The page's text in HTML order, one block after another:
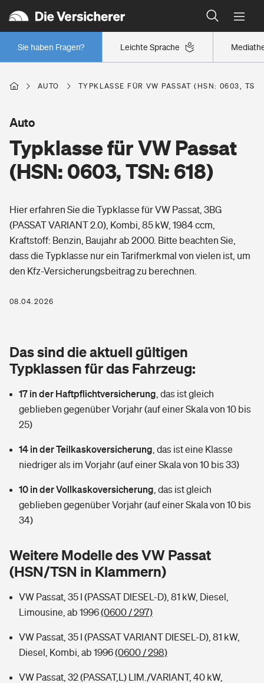
Leichte Sprache
Sie haben Fragen?
Wer versichert was: Jetzt Versicherer finden
Regionalklassen: So ist Ihre Region eingestuft
Wer versichert was: Jetzt Versicherer finden
Berufsunfähigkeitsversicherung
Erwerbsunfähigkeitsversicherung
Grundfähigkeitsversicherung
Arbeitsrechtsschutz
Berufshaftpflichtversicherung
Zur Übersicht
Tools
Wer versichert was: Jetzt Versicherer finden
Sie haben Fragen?
Wohnen
Elementarversicherung
Glasversicherung
Mietkautionsversicherung
Restkreditversicherung
Tools
Hochwasser-Check: Wie gefährdet ist Ihr Haus?
Sie haben Fragen?
Freizeit
Pri­vate Haft­pflicht­
Kinderunfall­ver­si­che­rung
Kinderinvalidität
Hundehalter-Haftpflicht
Handyversicherung
Private Cyberversicherung
Zur Übersicht
Gesundheit
Private Krankenversicherung
Dread-Disease-Versicherung
Tierkrankenversicherung
Zur Übersicht
Tools
Wer versichert was: Jetzt Versicherer finden
Rentenrechner: Wie viel Geld bekomme ich im Alter?
AUTO TYPKLASSE FÜR VW PASSAT (HSN: 0603,
Typklasse für VW Passat
(HSN: 0603, TSN: 618)
Auto
Hier erfahren Sie die Typklasse für VW Passat, 3BG
(PASSAT VARIANT 2.0), Kombi, 85 kW, 1984 ccm,
Kraftstoff: Benzin, Baujahr ab 2000. Bitte beachten Sie,
dass die Typklasse nur ein Tarifmerkmal von vielen ist, um
den Kfz-Versicherungsbeitrag zu berechnen.
08.04.2026
Das sind die aktuell gültigen
Typklassen für das Fahrzeug:
17 in der Haftpflichtversicherung das ist gleich
geblieben gegenüber Vorjahr (auf einer Skala von 10 bis
25)
14 in der Teilkaskoversicherung das ist eine Klasse
niedriger als im Vorjahr (auf einer Skala von 10 bis 33)
10 in der Vollkaskoversicherung das ist gleich
geblieben gegenüber Vorjahr (auf einer Skala von 10 bis
34)
Weitere Modelle des VW Passat
(HSN/TSN in Klammern)
VW Passat, 35 I (PASSAT DIESEL-D), 81 kW, Diesel,
Limousine, ab 1996(0600 / 297)
VW Passat, 35 I (PASSAT VARIANT DIESEL-D), 81 kW,
Diesel, Kombi, ab 1996(0600 / 298)
VW Passat, 32 (PASSAT,L) LIM./VARIANT, 40 kW,